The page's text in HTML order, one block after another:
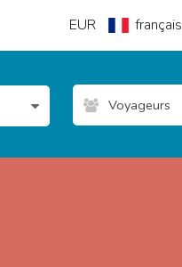
EUR français
Voyageurs